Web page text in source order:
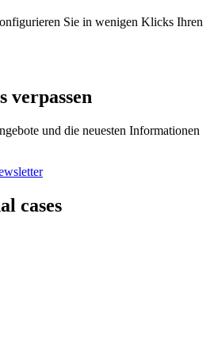
Sie in wenigen Klicks Ihren
verpassen
und die neuesten Informationen
cases